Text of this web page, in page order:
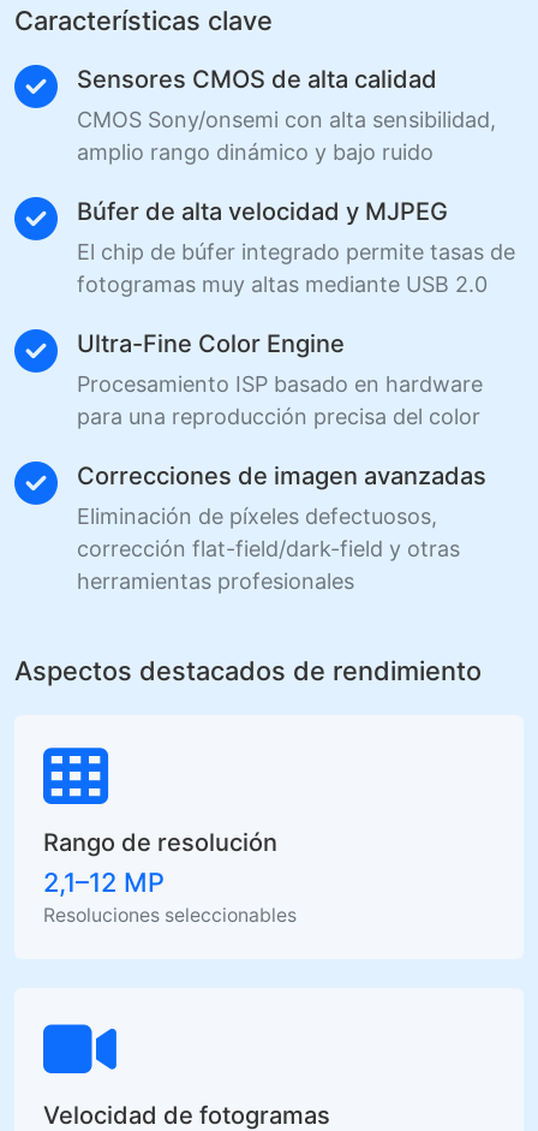
Características clave
Sensores CMOS de alta calidad
CMOS Sony/onsemi con alta sensibilidad,
amplio rango dinámico y bajo ruido
Búfer de alta velocidad y MJPEG
El chip de búfer integrado permite tasas de
fotogramas muy altas mediante USB 2.0
Ultra-Fine Color Engine
Procesamiento ISP basado en hardware
para una reproducción precisa del color
Correcciones de imagen avanzadas
Eliminación de píxeles defectuosos,
corrección flat-field/dark-field y otras
herramientas profesionales
Aspectos destacados de rendimiento
Rango de resolución
2,1–12 MP
Resoluciones seleccionables
Velocidad de fotogramas